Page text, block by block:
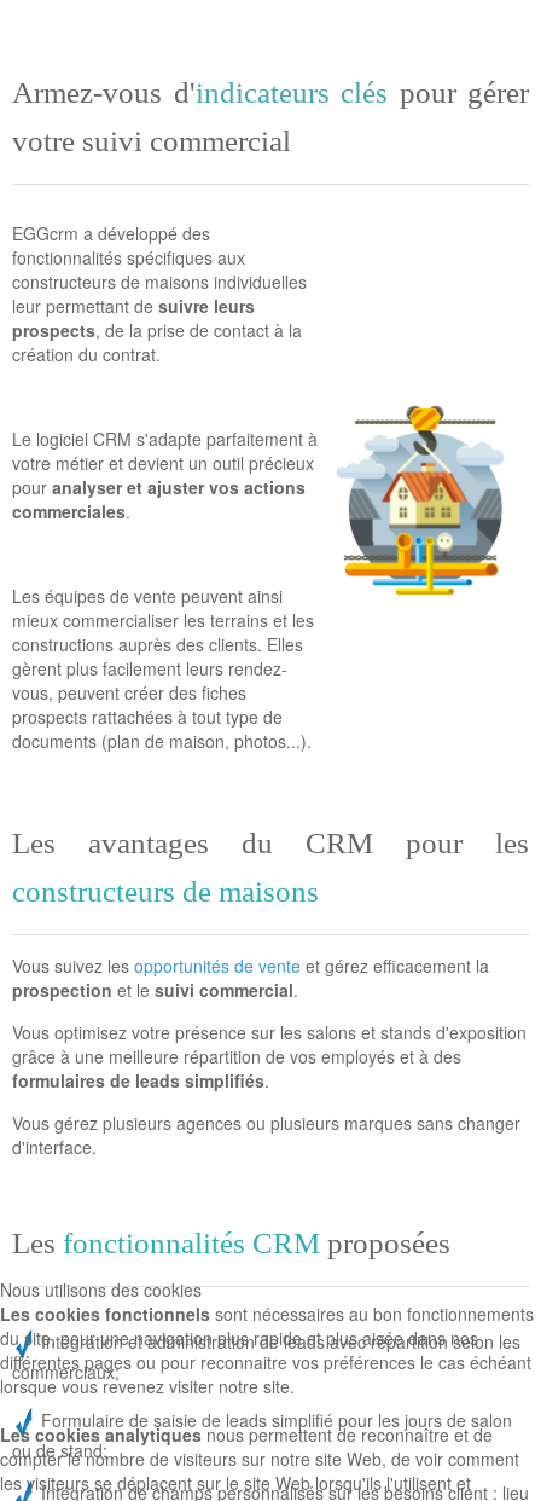
Armez-vous d'indicateurs clés pour gérer
votre suivi commercial
EGGcrm a développé des
fonctionnalités spécifiques aux
constructeurs de maisons individuelles
leur permettant de suivre leurs
prospects, de la prise de contact à la
création du contrat.
Le logiciel CRM s'adapte parfaitement à
votre métier et devient un outil précieux
pour analyser et ajuster vos actions
commerciales.
Les équipes de vente peuvent ainsi
mieux commercialiser les terrains et les
constructions auprès des clients. Elles
gèrent plus facilement leurs rendez-
vous, peuvent créer des fiches
prospects rattachées à tout type de
documents (plan de maison, photos...).
Les avantages du CRM pour les
constructeurs de maisons
Vous suivez les opportunités de vente et gérez efficacement la
prospection et le suivi commercial.
Vous optimisez votre présence sur les salons et stands d'exposition
grâce à une meilleure répartition de vos employés et à des
formulaires de leads simplifiés.
Vous gérez plusieurs agences ou plusieurs marques sans changer
d'interface.
Les fonctionnalités CRM proposées
Intégration et administration de leads avec répartition selon les
commerciaux;
Formulaire de saisie de leads simplifié pour les jours de salon
ou de stand;
Intégration de champs personnalisés sur les besoins client : lieu
Nous utilisons des cookies
Les cookies fonctionnels sont nécessaires au bon fonctionnements
du site, pour une navigation plus rapide et plus aisée dans nos
différentes pages ou pour reconnaitre vos préférences le cas échéant
lorsque vous revenez visiter notre site.
Les cookies analytiquesnous permettent de reconnaître et de
compter le nombre de visiteurs sur notre site Web, de voir comment
les visiteurs se déplacent sur le site Web lorsqu'ils l'utilisent et